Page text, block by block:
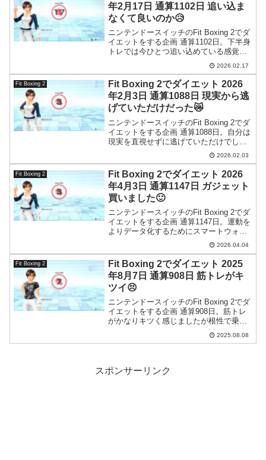
年2月17日 通算1102日 追い込ま
なくて良いのか😥
ニンテンドースイッチのFit Boxing 2でダ
イエットをする企画 通算1102日。下半身
トレでは今ひとつ追い込めている感覚が
得られないのでChatGPTにアドバイスを
2026.02.17
Fit Boxing 2
Fit Boxing 2でダイエット 2026
年2月3日 通算1088日 現実から逃
げていただけだった😿
ニンテンドースイッチのFit Boxing 2でダ
イエットをする企画 通算1088日。自分は
現実を直視せずに逃げていただけでし
2026.02.03
Fit Boxing 2
Fit Boxing 2でダイエット 2026
年4月3日 通算1147日 ガジェット
買いました🙂
ニンテンドースイッチのFit Boxing 2でダ
イエットをする企画 通算1147日。運動を
よりデータ化するためにスマートウォッ
チを買いました。実際に今日は付けてウ
ォーキングしたのですがこれは凄いと感
じました。
2026.04.04
Fit Boxing 2
Fit Boxing 2でダイエット 2025
年8月7日 通算908日 筋トレがキ
ツイ😣
ニンテンドースイッチのFit Boxing 2でダ
イエットをする企画 通算908日。筋トレ
がかなりキツく感じましたが根性で乗り
2025.08.08
スポンサーリンク